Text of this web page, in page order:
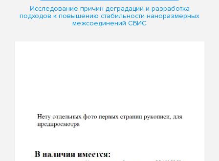
Исследование причин деградации и разработка
подходов к повышению стабильности наноразмерных
межсоединений СБИС